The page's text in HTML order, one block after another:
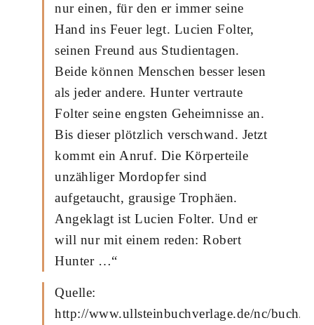
nur einen, für den er immer seine
Hand ins Feuer legt. Lucien Folter,
seinen Freund aus Studientagen.
Beide können Menschen besser lesen
als jeder andere. Hunter vertraute
Folter seine engsten Geheimnisse an.
Bis dieser plötzlich verschwand. Jetzt
kommt ein Anruf. Die Körperteile
unzähliger Mordopfer sind
aufgetaucht, grausige Trophäen.
Angeklagt ist Lucien Folter. Und er
will nur mit einem reden: Robert
Hunter …“
Quelle:
http://www.ullsteinbuchverlage.de/nc/buch/